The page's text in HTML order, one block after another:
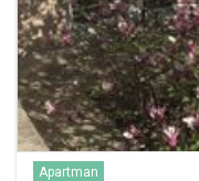
Apartman